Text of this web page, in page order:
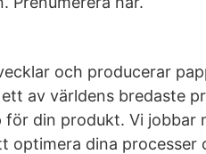
och producerar
av världens bredaste
din produkt. Vi jobbar
optimera dina processer